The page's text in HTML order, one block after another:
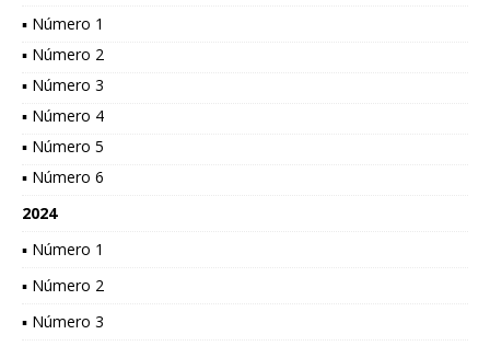
▪ Número 1
▪ Número 2
▪ Número 3
▪ Número 4
▪ Número 5
▪ Número 6
2024
▪ Número 1
▪ Número 2
▪ Número 3